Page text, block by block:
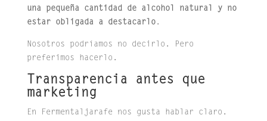
una pequeña cantidad de alcohol natural y no
estar obligada a destacarlo.
Nosotros podríamos no decirlo. Pero
preferimos hacerlo.
Transparencia antes que
marketing
En Fermentaljarafe nos gusta hablar claro.